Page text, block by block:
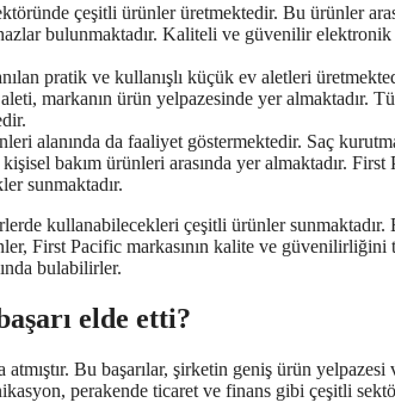
çeşitli ürünler üretmektedir. Bu ürünler
bulunmaktadır. Kaliteli ve güvenilir
pratik ve kullanışlı küçük ev aletleri
markanın ürün yelpazesinde yer almaktadır.
alanında da faaliyet göstermektedir. Saç
bakım ürünleri arasında yer almaktadır. First
sunmaktadır.
kullanabilecekleri çeşitli ürünler
First Pacific markasının kalite ve güvenilirliğini
bulabilirler.
elde etti?
Bu başarılar, şirketin geniş ürün yelpazesi
perakende ticaret ve finans gibi çeşitli